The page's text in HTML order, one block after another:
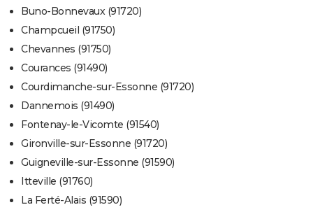
Buno-Bonnevaux (91720)
Champcueil (91750)
Chevannes (91750)
Courances (91490)
Courdimanche-sur-Essonne (91720)
Dannemois (91490)
Fontenay-le-Vicomte (91540)
Gironville-sur-Essonne (91720)
Guigneville-sur-Essonne (91590)
Itteville (91760)
La Ferté-Alais (91590)